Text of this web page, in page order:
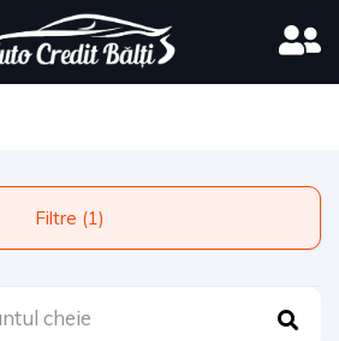
Filtre (1)